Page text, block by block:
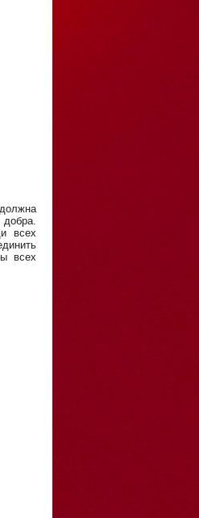
всех
всех